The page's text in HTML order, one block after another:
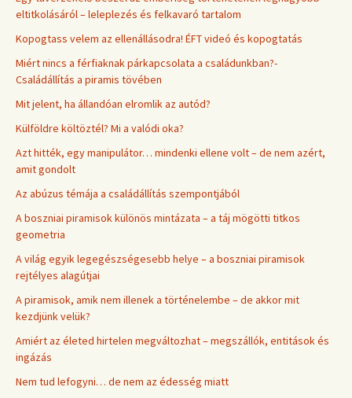
eltitkolásáról – leleplezés és felkavaró tartalom
Kopogtass velem az ellenállásodra! ÉFT videó és kopogtatás
Miért nincs a férfiaknak párkapcsolata a családunkban?-
Családállítás a piramis tövében
Mit jelent, ha állandóan elromlik az autód?
Külföldre költöztél? Mi a valódi oka?
Azt hitték, egy manipulátor… mindenki ellene volt – de nem azért,
amit gondolt
Az abúzus témája a családállítás szempontjából
A boszniai piramisok különös mintázata – a táj mögötti titkos
geometria
A világ egyik legegészségesebb helye – a boszniai piramisok
rejtélyes alagútjai
A piramisok, amik nem illenek a történelembe – de akkor mit
kezdjünk velük?
Amiért az életed hirtelen megváltozhat – megszállók, entitások és
ingázás
Nem tud lefogyni… de nem az édesség miatt